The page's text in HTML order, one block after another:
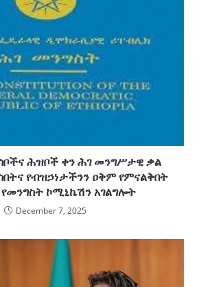
ሕዝቦች ቀን ሕገ መንግሥታዊ ቃል
የብዝኃነታችንን ዐቅም የምናልቅበት
የመንግስት ኮሚኒኬሽን አገልግሎት
December 7, 2025